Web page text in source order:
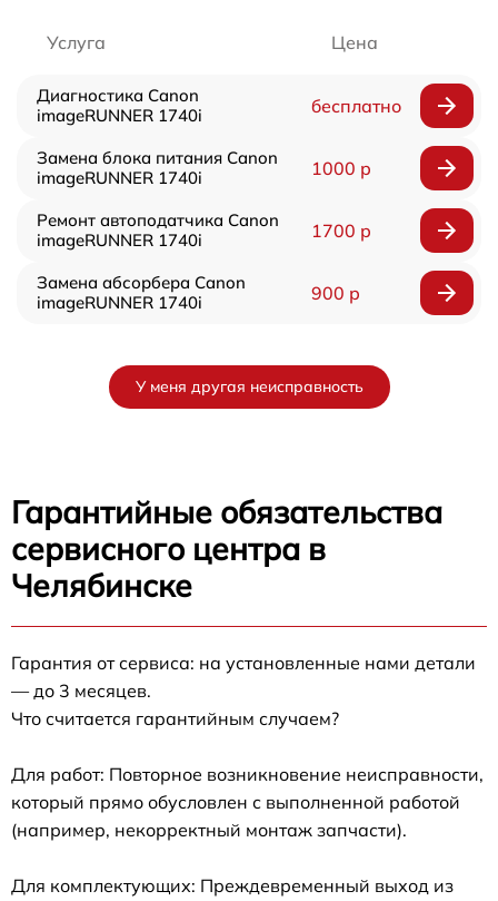
Услуга Цена
Диагностика Canon
imageRUNNER 1740i
бесплатно
Замена блока питания Canon
imageRUNNER 1740i
1000 р
Ремонт автоподатчика Canon
imageRUNNER 1740i
1700 р
Замена абсорбера Canon
imageRUNNER 1740i
900 р
У меня другая неисправность
Гарантийные обязательства
сервисного центра в
Челябинске
Гарантия от сервиса: на установленные нами детали
— до 3 месяцев.
Что считается гарантийным случаем?
Для работ: Повторное возникновение неисправности,
который прямо обусловлен с выполненной работой
(например, некорректный монтаж запчасти).
Для комплектующих: Преждевременный выход из